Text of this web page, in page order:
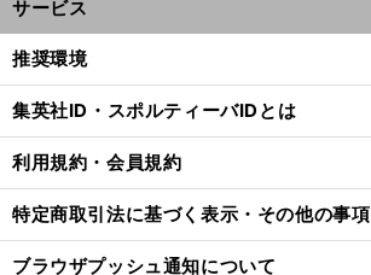
サービス
推奨環境
集英社ID・スポルティーバIDとは
利用規約・会員規約
特定商取引法に基づく表示・その他の事項
ブラウザプッシュ通知について